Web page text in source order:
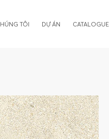
TÔI DỰ ÁN CATALOGUE